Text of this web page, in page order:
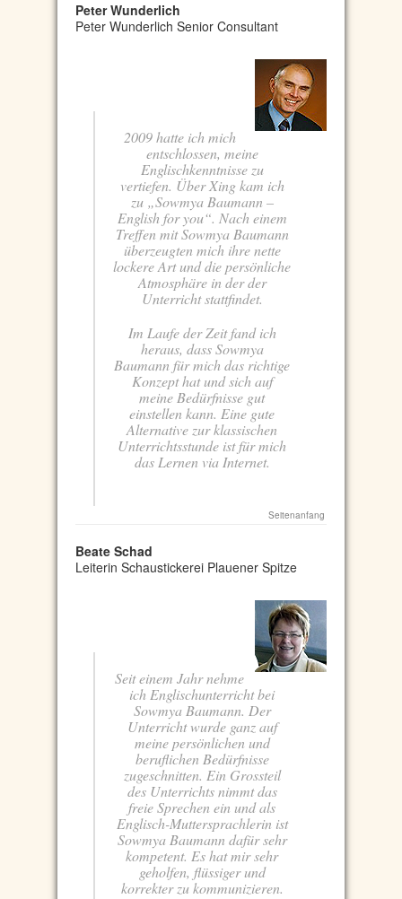
Peter Wunderlich
Peter Wunderlich Senior Consultant
2009 hatte ich mich
entschlossen, meine
Englischkenntnisse zu
vertiefen. Über Xing kam ich
zu „Sowmya Baumann –
English for you“. Nach einem
Treffen mit Sowmya Baumann
überzeugten mich ihre nette
lockere Art und die persönliche
Atmosphäre in der der
Unterricht stattfindet.
Im Laufe der Zeit fand ich
heraus, dass Sowmya
Baumann für mich das richtige
Konzept hat und sich auf
meine Bedürfnisse gut
einstellen kann. Eine gute
Alternative zur klassischen
Unterrichtsstunde ist für mich
das Lernen via Internet.
Seitenanfang
Beate Schad
Leiterin Schaustickerei Plauener Spitze
Seit einem Jahr nehme
ich Englischunterricht bei
Sowmya Baumann. Der
Unterricht wurde ganz auf
meine persönlichen und
beruflichen Bedürfnisse
zugeschnitten. Ein Grossteil
des Unterrichts nimmt das
freie Sprechen ein und als
Englisch-Muttersprachlerin ist
Sowmya Baumann dafür sehr
kompetent. Es hat mir sehr
geholfen, flüssiger und
korrekter zu kommunizieren.